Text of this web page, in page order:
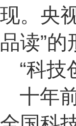
现。央
品读”
“科技
十年